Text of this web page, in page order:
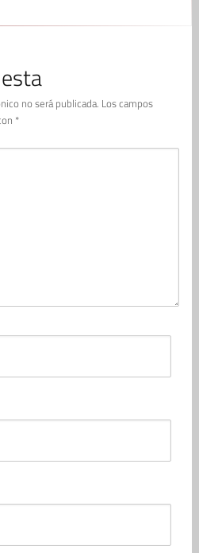
no será publicada. Los campos
*